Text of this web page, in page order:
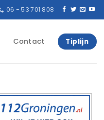
06 - 53 701 808
Contact Tiplijn